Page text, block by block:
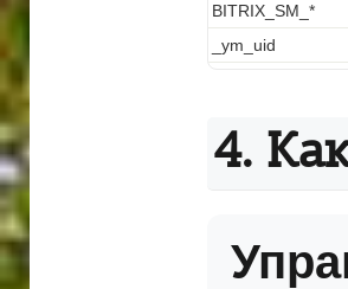
BITRIX_SM_*
_ym_uid
4.